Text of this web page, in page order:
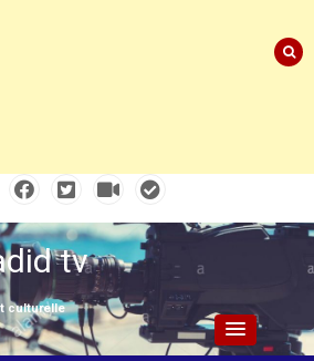
tv
culturelle